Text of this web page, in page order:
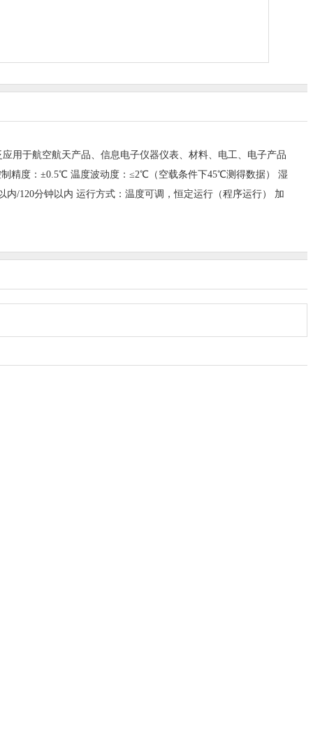
用于航空航天产品、信息电子仪器仪表、材料、电工、电子产品
精度：±0.5℃ 温度波动度：≤2℃（空载条件下45℃测得数据） 湿
/120分钟以内 运行方式：温度可调，恒定运行（程序运行） 加